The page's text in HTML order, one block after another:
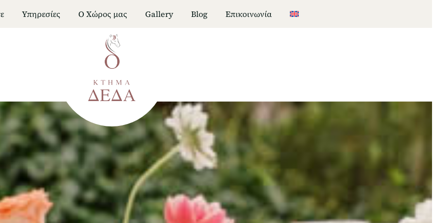
Υπηρεσίες Ο Χώρος μας Gallery Blog Επικοινωνία